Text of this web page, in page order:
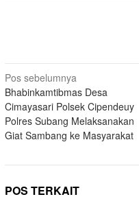
Navigasi
pos
Pos sebelumnya
Bhabinkamtibmas Desa
Cimayasari Polsek Cipendeuy
Polres Subang Melaksanakan
Giat Sambang ke Masyarakat
POS TERKAIT